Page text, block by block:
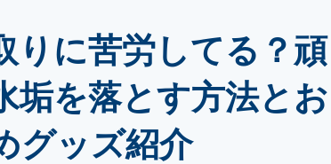
りに苦労してる？頑
垢を落とす方法とお
グッズ紹介